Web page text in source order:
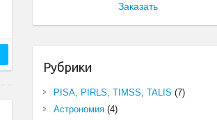
Заказать
Рубрики
PISA, PIRLS, TIMSS, TALIS (7)
Астрономия(4)